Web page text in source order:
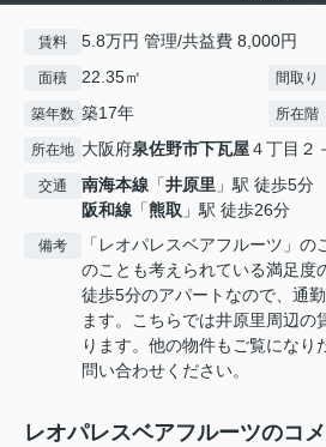
賃料 5.8万円 管理/共益費 8,000円
面積 22.35㎡ 間取り
築年数 築17年 所在階
所在地 大阪府泉佐野市下瓦屋４丁目２
交通 南海本線 「井原里 」駅 徒歩5分
阪和線 「熊取 」駅 徒歩26分
備考
「レオパレスベアフルーツ」
のことも考えられている満足度
徒歩5分のアパートなので、通
ます。こちらでは井原里周辺の
ります。他の物件もご覧になり
問い合わせください。
レオパレスベアフルーツのコ